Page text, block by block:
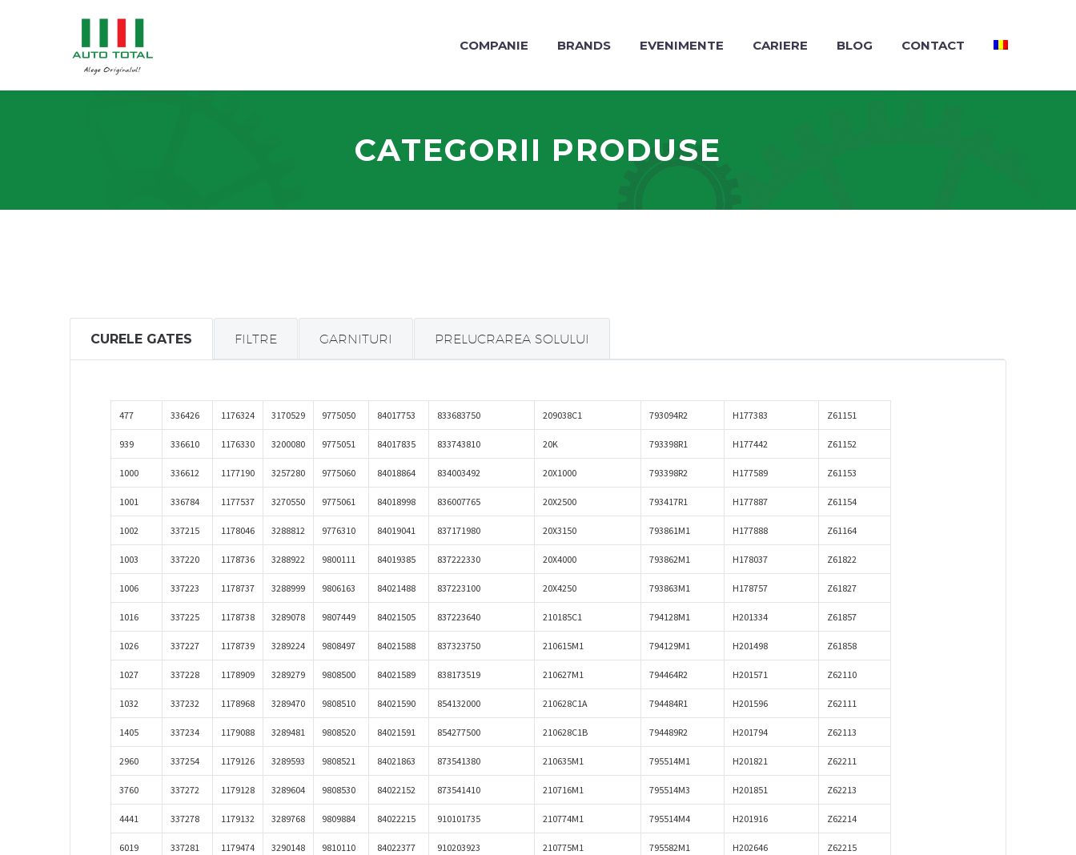
COMPANIE BRANDS EVENIMENTE CARIERE BLOG CONTACT
CATEGORII PRODUSE
CURELE GATES FILTRE GARNITURI PRELUCRAREA SOLULUI
477 336426 1176324 3170529 9775050 84017753 833683750 209038C1 793094R2 H177383 Z61151
939 336610 1176330 3200080 9775051 84017835 833743810 20K 793398R1 H177442 Z61152
1000 336612 1177190 3257280 9775060 84018864 834003492 20X1000 793398R2 H177589 Z61153
1001 336784 1177537 3270550 9775061 84018998 836007765 20X2500 793417R1 H177887 Z61154
1002 337215 1178046 3288812 9776310 84019041 837171980 20X3150 793861M1 H177888 Z61164
1003 337220 1178736 3288922 9800111 84019385 837222330 20X4000 793862M1 H178037 Z61822
1006 337223 1178737 3288999 9806163 84021488 837223100 20X4250 793863M1 H178757 Z61827
1016 337225 1178738 3289078 9807449 84021505 837223640 210185C1 794128M1 H201334 Z61857
1026 337227 1178739 3289224 9808497 84021588 837323750 210615M1 794129M1 H201498 Z61858
1027 337228 1178909 3289279 9808500 84021589 838173519 210627M1 794464R2 H201571 Z62110
1032 337232 1178968 3289470 9808510 84021590 854132000 210628C1A 794484R1 H201596 Z62111
1405 337234 1179088 3289481 9808520 84021591 854277500 210628C1B 794489R2 H201794 Z62113
2960 337254 1179126 3289593 9808521 84021863 873541380 210635M1 795514M1 H201821 Z62211
3760 337272 1179128 3289604 9808530 84022152 873541410 210716M1 795514M3 H201851 Z62213
4441 337278 1179132 3289768 9809884 84022215 910101735 210774M1 795514M4 H201916 Z62214
6019 337281 1179474 3290148 9810110 84022377 910203923 210775M1 795582M1 H202646 Z62215